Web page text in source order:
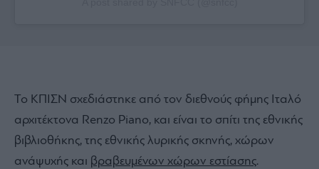
Το ΚΠΙΣΝ σχεδιάστηκε από τον διεθνούς φήμης Ιταλό
αρχιτέκτονα Renzo Piano, και είναι το σπίτι της εθνικής
βιβλιοθήκης, της εθνικής λυρικής σκηνής, χώρων
ανάψυχής και βραβευμένων χώρων εστίασης.